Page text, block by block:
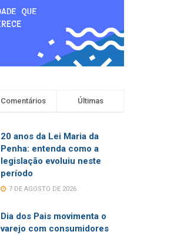
Comentários Últimas
20 anos da Lei Maria da
Penha: entenda como a
legislação evoluiu neste
período
7 DE AGOSTO DE 2026
Dia dos Pais movimenta o
varejo com consumidores